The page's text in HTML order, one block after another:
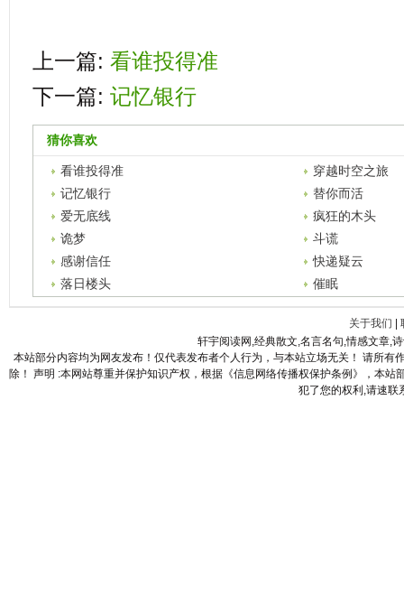
上一篇: 看谁投得准
下一篇: 记忆银行
猜你喜欢
看谁投得准
穿越时空之旅
记忆银行
替你而活
爱无底线
疯狂的木头
诡梦
斗谎
感谢信任
快递疑云
落日楼头
催眠
关于我们
轩宇阅读网,经典散文,名言名句,情感文章,
本站部分内容均为网友发布！仅代表发布者个人行为，与本站立场无关！ 请所
除！ 声明 :本网站尊重并保护知识产权，根据《信息网络传播权保护条例》，本
犯了您的权利,请速联